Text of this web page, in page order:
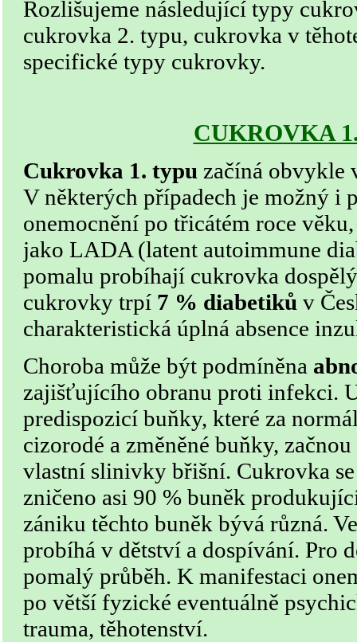
Rozlišujeme následující typy
cukrovka 2. typu, cukrovka v
specifické typy cukrovky.
CUKROVKA
Cukrovka 1. typu začíná obvykle
V některých případech je možný i
onemocnění po třicátém roce
jako LADA (latent autoimmune
pomalu probíhají cukrovka
cukrovky trpí 7 % diabetiků v
charakteristická úplná absence
Choroba může být podmíněna
zajišťujícího obranu proti infekci.
predispozicí buňky, které za
cizorodé a změněné buňky,
vlastní slinivky břišní. Cukrovka
zničeno asi 90 % buněk
zániku těchto buněk bývá různá.
probíhá v dětství a dospívání. Pro
pomalý průběh. K manifestaci
po větší fyzické eventuálně
trauma, těhotenství.